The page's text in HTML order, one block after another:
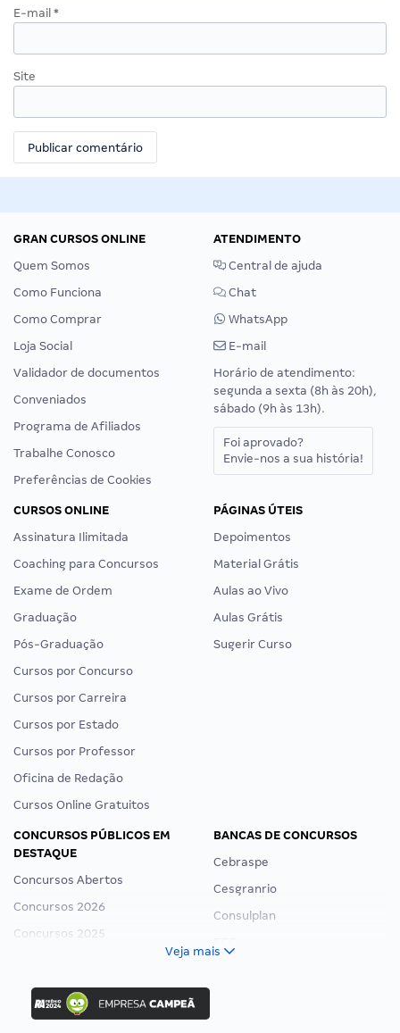
E-mail *
Site
GRAN CURSOS ONLINE
Quem Somos
Como Funciona
Como Comprar
Loja Social
Validador de documentos
Conveniados
Programa de Afiliados
Trabalhe Conosco
Preferências de Cookies
ATENDIMENTO
Central de ajuda
Chat
WhatsApp
E-mail
Horário de atendimento:
segunda a sexta (8h às 20h),
sábado (9h às 13h).
Foi aprovado?
Envie-nos a sua história!
CURSOS ONLINE
Assinatura Ilimitada
Coaching para Concursos
Exame de Ordem
Graduação
Pós-Graduação
Cursos por Concurso
Cursos por Carreira
Cursos por Estado
Cursos por Professor
Oficina de Redação
Cursos Online Gratuitos
PÁGINAS ÚTEIS
Depoimentos
Material Grátis
Aulas ao Vivo
Aulas Grátis
Sugerir Curso
CONCURSOS PÚBLICOS EM
DESTAQUE
Concursos Abertos
Concursos 2026
Concursos 2025
Concurso Ibama
Concurso MPU
BANCAS DE CONCURSOS
Cebraspe
Cesgranrio
Consulplan
Veja mais